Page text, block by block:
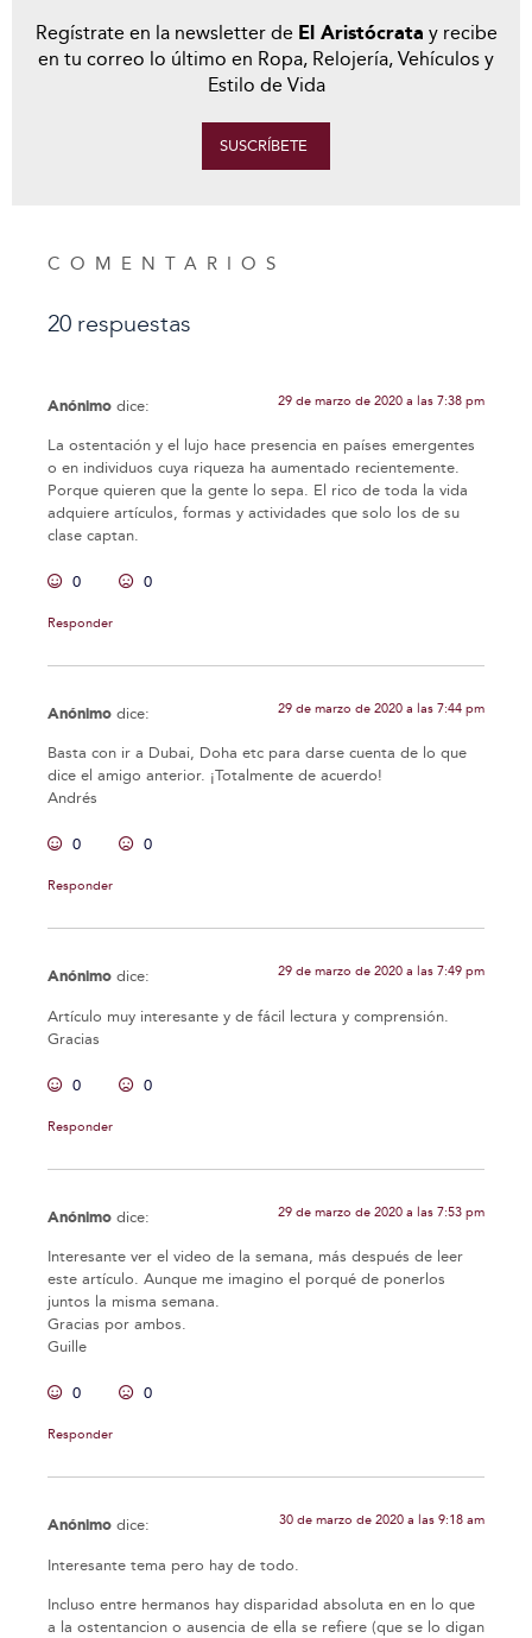
Regístrate en la newsletter de El Aristócrata y recibe
en tu correo lo último en Ropa, Relojería, Vehículos y
Estilo de Vida
SUSCRÍBETE
COMENTARIOS
20 respuestas
Anónimo dice: 29 de marzo de 2020 a las 7:38 pm
La ostentación y el lujo hace presencia en países emergentes
o en individuos cuya riqueza ha aumentado recientemente.
Porque quieren que la gente lo sepa. El rico de toda la vida
adquiere artículos, formas y actividades que solo los de su
clase captan.
0 0
Responder
Anónimo dice: 29 de marzo de 2020 a las 7:44 pm
Basta con ir a Dubai, Doha etc para darse cuenta de lo que
dice el amigo anterior. ¡Totalmente de acuerdo!
Andrés
0 0
Responder
Anónimo dice: 29 de marzo de 2020 a las 7:49 pm
Artículo muy interesante y de fácil lectura y comprensión.
Gracias
0 0
Responder
Anónimo dice: 29 de marzo de 2020 a las 7:53 pm
Interesante ver el video de la semana, más después de leer
este artículo. Aunque me imagino el porqué de ponerlos
juntos la misma semana.
Gracias por ambos.
Guille
0 0
Responder
Anónimo dice: 30 de marzo de 2020 a las 9:18 am
Interesante tema pero hay de todo.
Incluso entre hermanos hay disparidad absoluta en en lo que
a la ostentancion o ausencia de ella se refiere (que se lo digan